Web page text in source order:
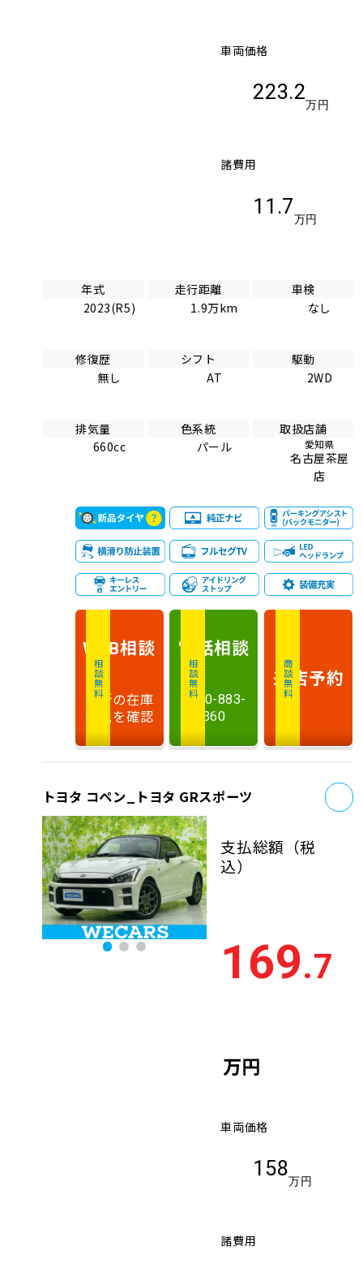
車両価格
223.2
万円
諸費用
11.7
万円
年式
2023(R5)
走行距離
1.9万km
車検
なし
修復歴
無し
シフト
AT
駆動
2WD
排気量
660cc
色系統
パール
取扱店舗
愛知県
名古屋茶屋
店
相談無料
WEB相談
最新の在庫
状況を確認
相談無料
電話相談
0120-883-
360
商談無料
来店予約
トヨタ コペン_トヨタ GRスポーツ
支払総額 （税
込）
169.7
万円
車両価格
158
万円
諸費用